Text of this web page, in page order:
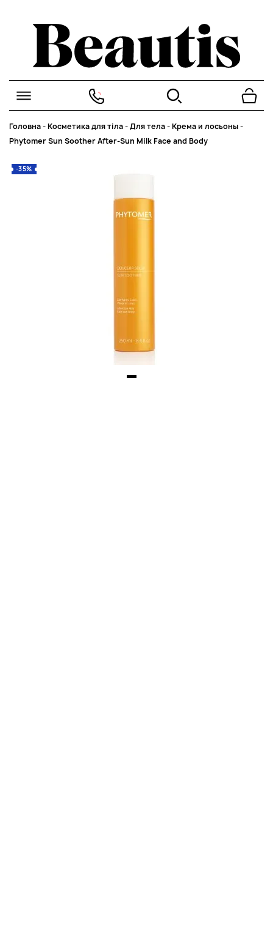
Головна-Косметика для тіла-Для тела-Крема и лосьоны-
Phytomer Sun Soother After-Sun Milk Face and Body
-35%